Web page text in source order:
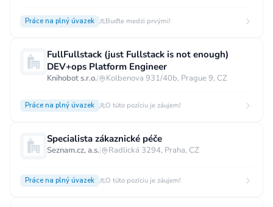
Práce na plný úvazek Buďte medzi prvými!
FullFullstack (just Fullstack is not enough)
DEV+ops Platform Engineer
Knihobot s.r.o.| Kolbenova 931/40b, Prague 9, CZ
Práce na plný úvazek O túto pozíciu je záujem!
Specialista zákaznické péče
Seznam.cz, a.s.| Radlická 3294, Praha, CZ
Práce na plný úvazek O túto pozíciu je záujem!